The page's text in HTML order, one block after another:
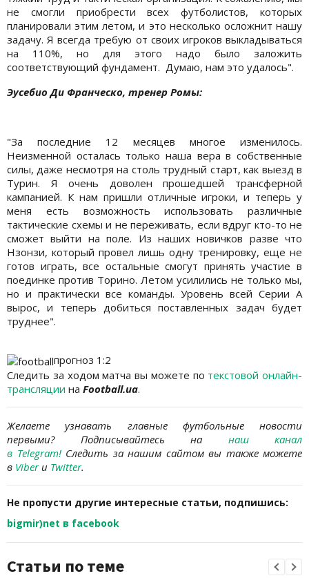
не смогли приобрести всех футболистов, которых
планировали этим летом, и это несколько осложнит нашу
задачу. Я всегда требую от своих игроков выкладываться
на 110%, но для этого надо было заложить
соответствующий фундамент. Думаю, нам это удалось".
Эусебио Ди Франческо, тренер Ромы:
"За последние 12 месяцев многое изменилось.
Неизменной осталась только наша вера в собственные
силы, даже несмотря на столь трудный старт, как выезд в
Турин. Я очень доволен прошедшей трансферной
кампанией. К нам пришли отличные игроки, и теперь у
меня есть возможность использовать различные
тактические схемы и не переживать, если вдруг кто-то не
сможет выйти на поле. Из наших новичков разве что
Нзонзи, который провел лишь одну тренировку, еще не
готов играть, все остальные смогут принять участие в
поединке против Торино. Летом усилились не только мы,
но и практически все команды. Уровень всей Серии А
вырос, и теперь добиться поставленных задач будет
труднее".
прогноз 1:2
Следить за ходом матча вы можете по текстовой онлайн-
трансляции на Football.ua.
Желаете узнавать главные футбольные новости
первыми?
Подписывайтесь на
наш канал
в Telegram! Следить за нашим сайтом вы также можете
в Viber и Twitter.
Не пропусти другие интересные статьи, подпишись:
bigmir)net в facebook
Статьи по теме